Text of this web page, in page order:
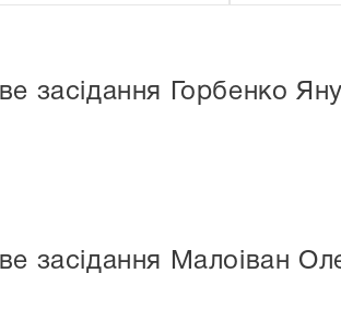
засідання Горбенко Яну
засідання Малоіван